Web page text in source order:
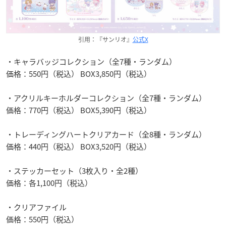
引用：『サンリオ』 公式X
・キャラバッジコレクション（全7種・ランダム）
価格：550円（税込） BOX3,850円（税込）
・アクリルキーホルダーコレクション（全7種・ランダム）
価格：770円（税込） BOX5,390円（税込）
・トレーディングハートクリアカード（全8種・ランダム）
価格：440円（税込） BOX3,520円（税込）
・ステッカーセット（3枚入り・全2種）
価格：各1,100円（税込）
・クリアファイル
価格：550円（税込）